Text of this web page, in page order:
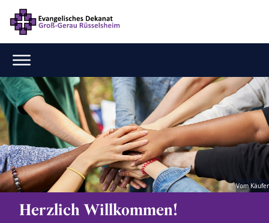
Vom Käufer
Herzlich Willkommen!